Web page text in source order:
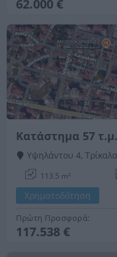
62.000 €
Κατάστημα 57
Υψηλάντου 4,
113.5 m²
Χρηματοδότηση
Πρώτη Προσφορά:
117.538 €